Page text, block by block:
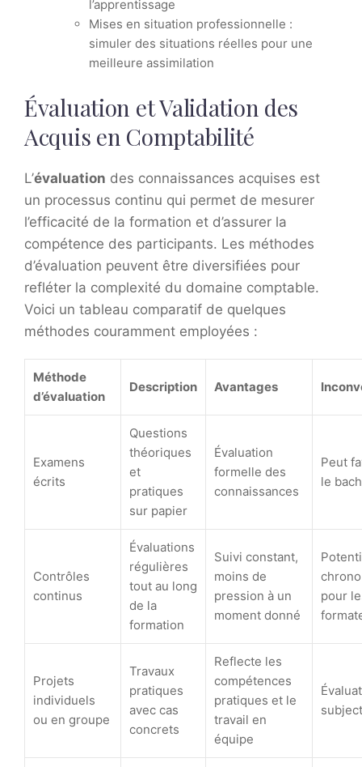
l’apprentissage
Mises en situation professionnelle :
simuler des situations réelles pour une
meilleure assimilation
Évaluation et Validation des
Acquis en Comptabilité
L’évaluation des connaissances acquises est
un processus continu qui permet de mesurer
l’efficacité de la formation et d’assurer la
compétence des participants. Les méthodes
d’évaluation peuvent être diversifiées pour
refléter la complexité du domaine comptable.
Voici un tableau comparatif de quelques
méthodes couramment employées :
Méthode
d’évaluation
Description Avantages
Examens
écrits
Questions
théoriques
et
pratiques
sur papier
Évaluation
formelle des
connaissances
Peut
le
Contrôles
continus
Évaluations
régulières
tout au long
de la
formation
Suivi constant,
moins de
pression à un
moment donné
pour
Projets
individuels
ou en groupe
Travaux
pratiques
avec cas
concrets
Reflecte les
compétences
pratiques et le
travail en
équipe